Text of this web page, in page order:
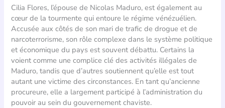
Cilia Flores, l’épouse de Nicolas Maduro, est également au
cœur de la tourmente qui entoure le régime vénézuélien.
Accusée aux côtés de son mari de trafic de drogue et de
narcoterrorisme, son rôle complexe dans le système politique
et économique du pays est souvent débattu. Certains la
voient comme une complice clé des activités illégales de
Maduro, tandis que d’autres soutiennent qu’elle est tout
autant une victime des circonstances. En tant qu’ancienne
procureure, elle a largement participé à l’administration du
pouvoir au sein du gouvernement chaviste.